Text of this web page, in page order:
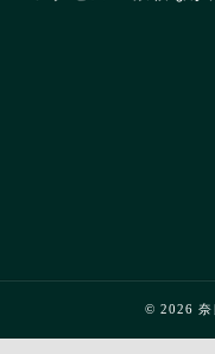
© 2026 奈